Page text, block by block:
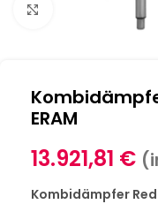
ERAM
13.921,81 €
Kombidämpfer